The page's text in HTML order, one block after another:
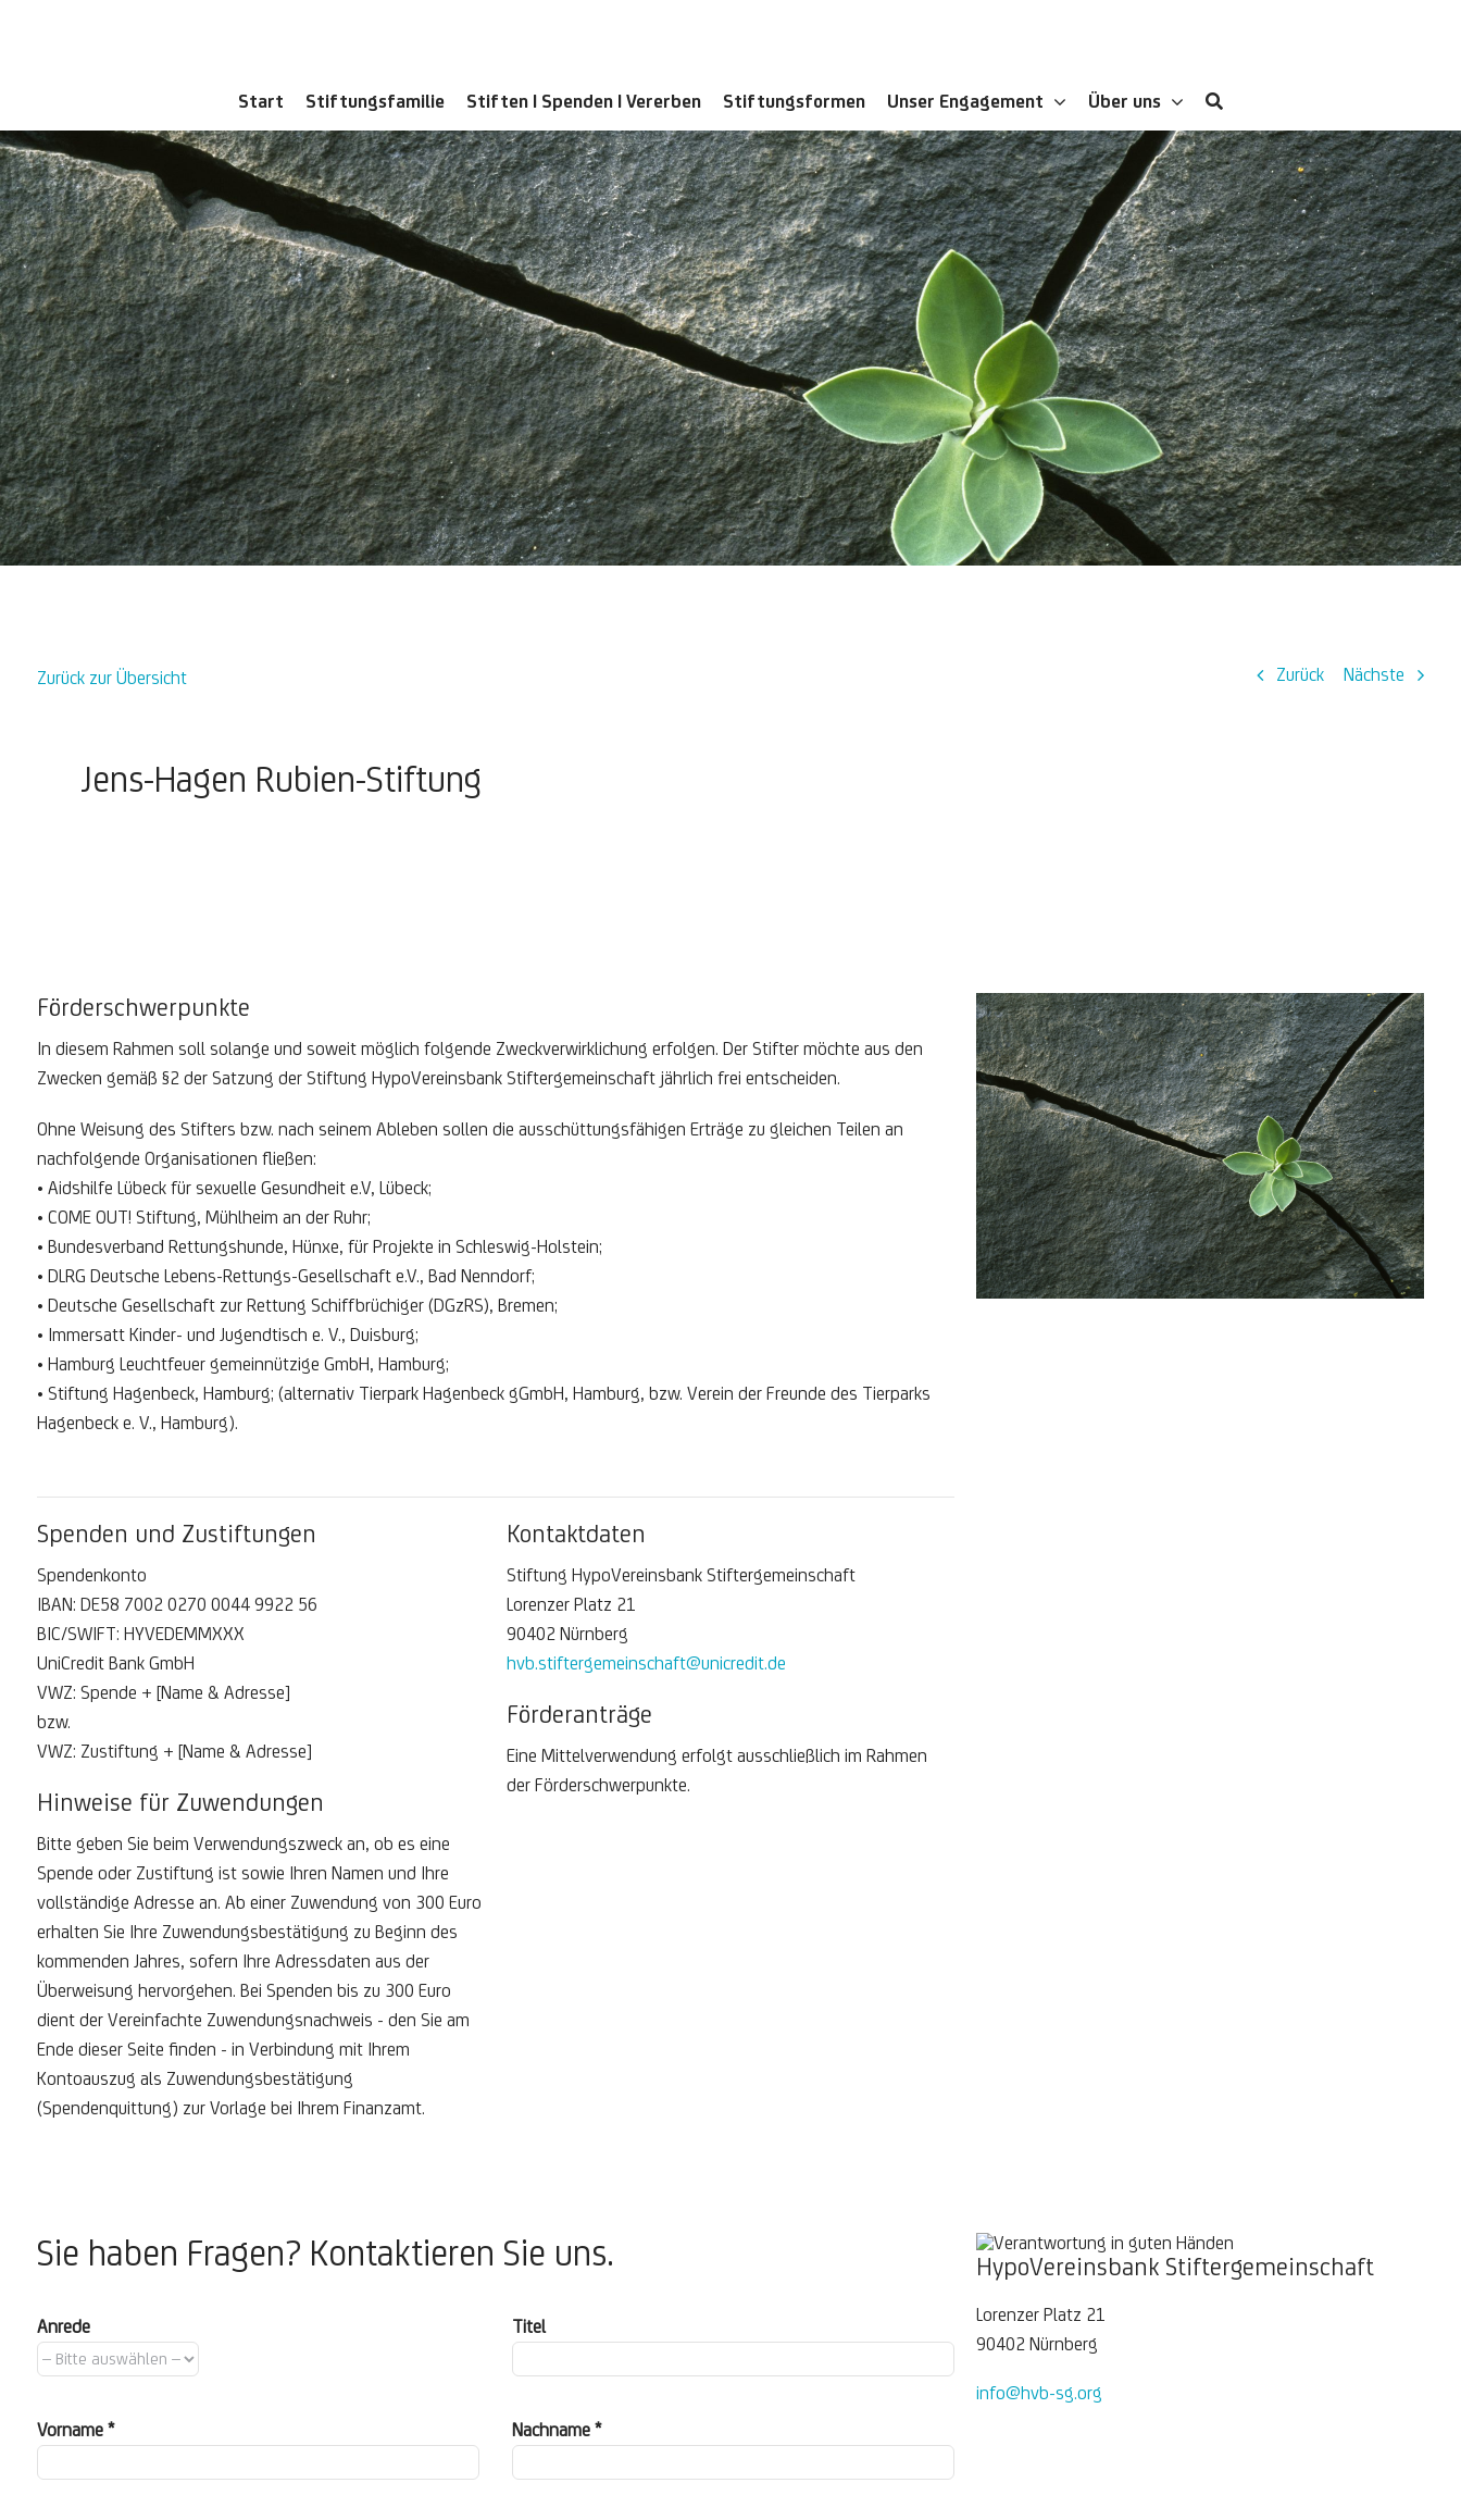
Start
Stiftungsfamilie Stiften | Spenden | Vererben Stiftungsformen Unser Engagement Über uns
Zurück zur Übersicht Zurück Nächste
Jens-Hagen Rubien-Stiftung
Förderschwerpunkte
In diesem Rahmen soll solange und soweit möglich folgende Zweckverwirklichung erfolgen. Der Stifter möchte aus den
Zwecken gemäß §2 der Satzung der Stiftung HypoVereinsbank Stiftergemeinschaft jährlich frei entscheiden.
Ohne Weisung des Stifters bzw. nach seinem Ableben sollen die ausschüttungsfähigen Erträge zu gleichen Teilen an
nachfolgende Organisationen fließen:
• Aidshilfe Lübeck für sexuelle Gesundheit e.V, Lübeck;
• COME OUT! Stiftung, Mühlheim an der Ruhr;
• Bundesverband Rettungshunde, Hünxe, für Projekte in Schleswig-Holstein;
• DLRG Deutsche Lebens-Rettungs-Gesellschaft e.V., Bad Nenndorf;
• Deutsche Gesellschaft zur Rettung Schiffbrüchiger (DGzRS), Bremen;
• Immersatt Kinder- und Jugendtisch e. V., Duisburg;
• Hamburg Leuchtfeuer gemeinnützige GmbH, Hamburg;
• Stiftung Hagenbeck, Hamburg; (alternativ Tierpark Hagenbeck gGmbH, Hamburg, bzw. Verein der Freunde des Tierparks
Hagenbeck e. V., Hamburg).
Spenden und Zustiftungen
Spendenkonto
IBAN: DE58 7002 0270 0044 9922 56
BIC/SWIFT: HYVEDEMMXXX
UniCredit Bank GmbH
VWZ: Spende + [Name & Adresse]
bzw.
VWZ: Zustiftung + [Name & Adresse]
Hinweise für Zuwendungen
Bitte geben Sie beim Verwendungszweck an, ob es eine
Spende oder Zustiftung ist sowie Ihren Namen und Ihre
vollständige Adresse an. Ab einer Zuwendung von 300 Euro
erhalten Sie Ihre Zuwendungsbestätigung zu Beginn des
kommenden Jahres, sofern Ihre Adressdaten aus der
Überweisung hervorgehen. Bei Spenden bis zu 300 Euro
dient der Vereinfachte Zuwendungsnachweis - den Sie am
Ende dieser Seite finden - in Verbindung mit Ihrem
Kontoauszug als Zuwendungsbestätigung
(Spendenquittung) zur Vorlage bei Ihrem Finanzamt.
Kontaktdaten
Stiftung HypoVereinsbank Stiftergemeinschaft
Lorenzer Platz 21
90402 Nürnberg
hvb.stiftergemeinschaft@unicredit.de
Förderanträge
Eine Mittelverwendung erfolgt ausschließlich im Rahmen
der Förderschwerpunkte.
Sie haben Fragen? Kontaktieren Sie uns.
Anrede Titel
Vorname * Nachname *
HypoVereinsbank Stiftergemeinschaft
Lorenzer Platz 21
90402 Nürnberg
info@hvb-sg.org